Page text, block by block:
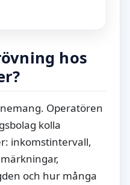
hos
Operatören
kolla
inkomstintervall,
och hur många